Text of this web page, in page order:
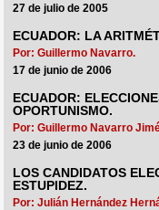
27 de julio de 2005
ECUADOR: LA
Por: Guillermo Navarro.
17 de junio de 2006
ECUADOR:
OPORTUNISMO.
Por: Guillermo Navarro
23 de junio de 2006
LOS CANDIDATOS
ESTUPIDEZ.
Por: Julián Hernández